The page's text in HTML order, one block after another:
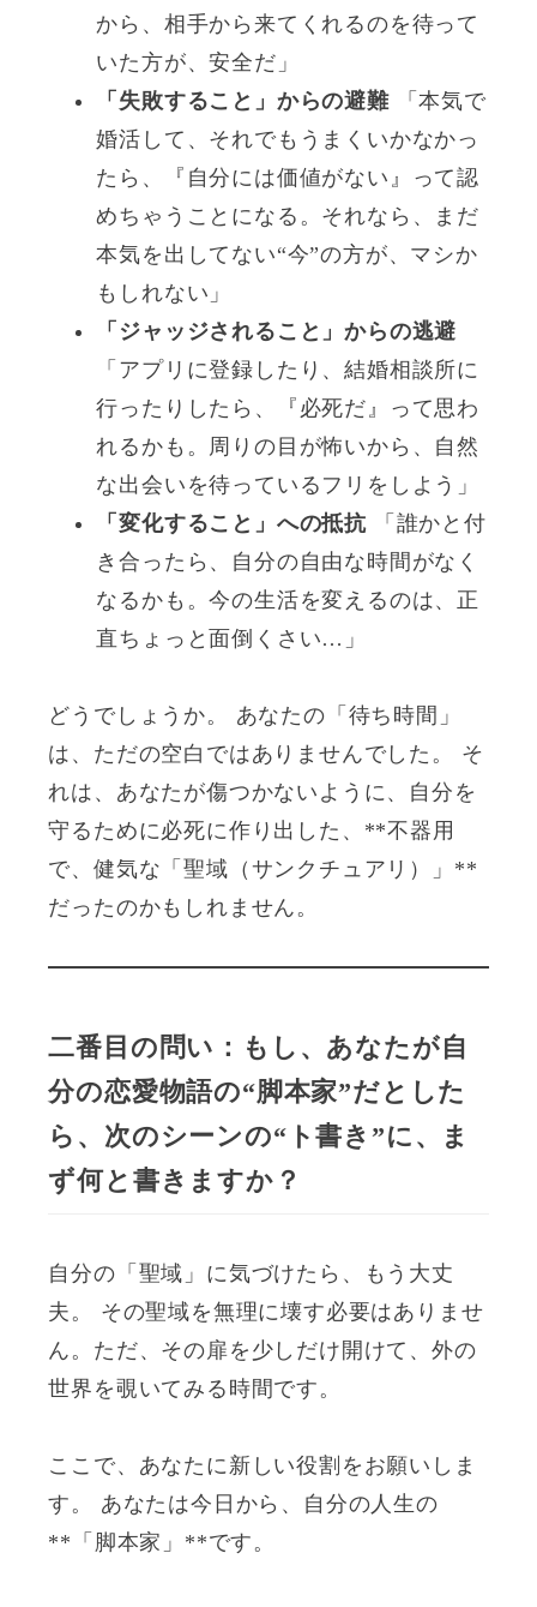
から、相手から来てくれるのを待って
いた方が、安全だ」
「失敗すること」からの避難「本気で
婚活して、それでもうまくいかなかっ
たら、『自分には価値がない』って認
めちゃうことになる。それなら、まだ
本気を出してない“今”の方が、マシか
もしれない」
「ジャッジされること」からの逃避
「アプリに登録したり、結婚相談所に
行ったりしたら、『必死だ』って思わ
れるかも。周りの目が怖いから、自然
な出会いを待っているフリをしよう」
「変化すること」への抵抗 「誰かと付
き合ったら、自分の自由な時間がなく
なるかも。今の生活を変えるのは、正
直ちょっと面倒くさい…」
どうでしょうか。 あなたの「待ち時間」
は、ただの空白ではありませんでした。 そ
れは、あなたが傷つかないように、自分を
守るために必死に作り出した、**不器用
で、健気な「聖域（サンクチュアリ）」**
だったのかもしれません。
二番目の問い：もし、あなたが自
分の恋愛物語の“脚本家”だとした
ら、次のシーンの“ト書き”に、ま
ず何と書きますか？
自分の「聖域」に気づけたら、もう大丈
夫。 その聖域を無理に壊す必要はありませ
ん。ただ、その扉を少しだけ開けて、外の
世界を覗いてみる時間です。
ここで、あなたに新しい役割をお願いしま
す。 あなたは今日から、自分の人生の
**「脚本家」**です。